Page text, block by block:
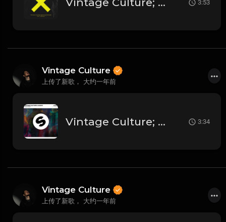
3:53
Vintage Culture
上传了新歌， 大约一年前
Vintage Culture; Adam K - Pour Over 3:34
Vintage Culture
上传了新歌， 大约一年前